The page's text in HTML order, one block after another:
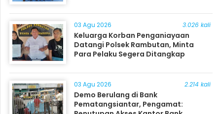
03 Agu 2026 3.026 kali
Keluarga Korban Penganiayaan
Datangi Polsek Rambutan, Minta
Para Pelaku Segera Ditangkap
03 Agu 2026 2.214 kali
Demo Berulang di Bank
Pematangsiantar, Pengamat: